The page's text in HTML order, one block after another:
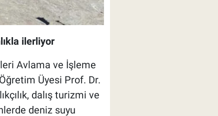
ilerliyor
Avlama ve İşleme
Üyesi Prof. Dr.
dalış turizmi ve
deniz suyu